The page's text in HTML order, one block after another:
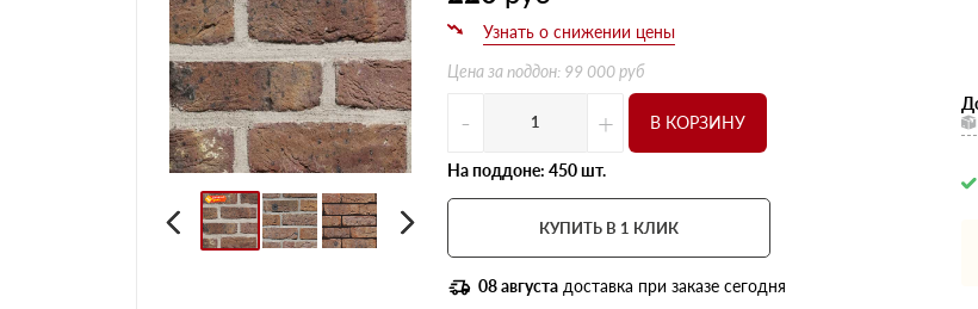
Брусчатка и мощение
Кладочные смеси
Цена за поддон: 99 000 руб
- + В КОРЗИНУ
На поддоне: 450 шт.
КУПИТЬ В 1 КЛИК
08 августа доставка при заказе сегодня